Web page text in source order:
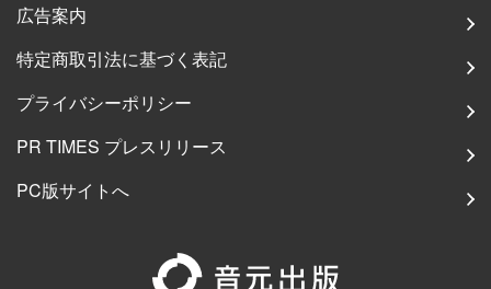
広告案内
特定商取引法に基づく表記
プライバシーポリシー
PR TIMES プレスリリース
PC版サイトへ